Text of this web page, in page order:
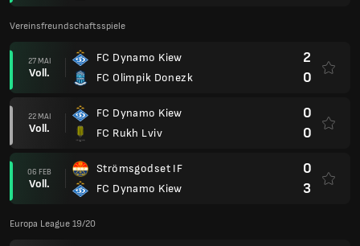
Vereinsfreundschaftsspiele
27 MAI
Voll.
FC Dynamo Kiew
FC Olimpik Donezk
2
0
22 MAI
Voll.
FC Dynamo Kiew
FC Rukh Lviv
0
0
06 FEB
Voll.
Strömsgodset IF
FC Dynamo Kiew
0
3
Europa League 19/20